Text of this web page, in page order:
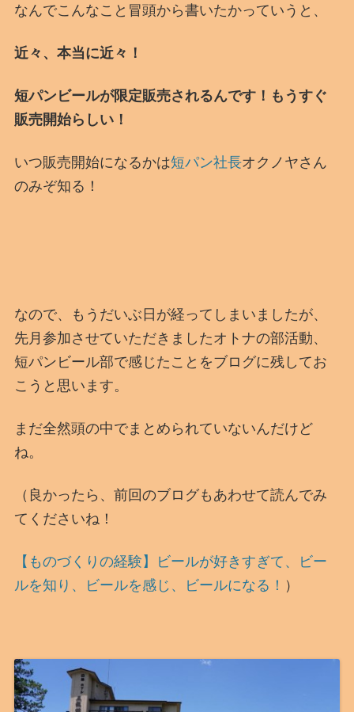
なんでこんなこと冒頭から書いたかっていうと、
近々、本当に近々！
短パンビールが限定販売されるんです！もうすぐ
販売開始らしい！
いつ販売開始になるかは短パン社長オクノヤさん
のみぞ知る！
なので、もうだいぶ日が経ってしまいましたが、
先月参加させていただきましたオトナの部活動、
短パンビール部で感じたことをブログに残してお
こうと思います。
まだ全然頭の中でまとめられていないんだけど
ね。
（良かったら、前回のブログもあわせて読んでみ
てくださいね！
【ものづくりの経験】ビールが好きすぎて、ビー
ルを知り、ビールを感じ、ビールになる！ ）